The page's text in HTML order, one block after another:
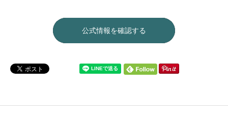
公式情報を確認する